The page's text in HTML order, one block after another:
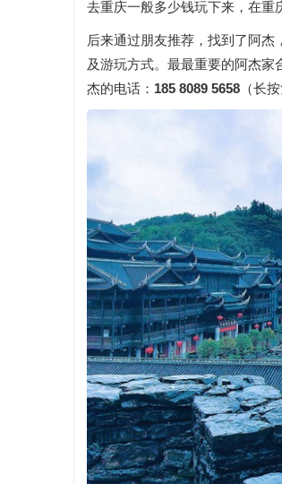
去重庆一般多少钱玩下来，在重
后来通过朋友推荐，找到了阿
及游玩方式。最最重要的阿杰
杰的电话： 185 8089 5658 （长